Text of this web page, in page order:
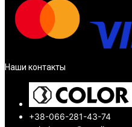
Наши контакты
+38-066-281-43-74